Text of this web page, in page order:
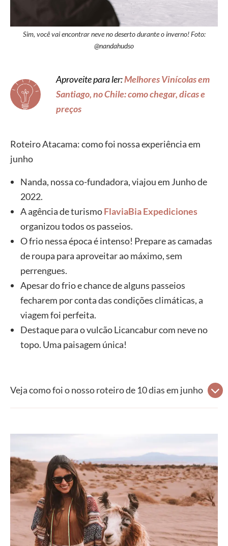
Sim, você vai encontrar neve no deserto durante o inverno! Foto:
@nandahudso
Aproveite para ler:Melhores Vinícolas em
Santiago, no Chile: como chegar, dicas e
preços
Roteiro Atacama: como foi nossa experiência em
junho
Nanda, nossa co-fundadora, viajou em Junho de
2022.
A agência de turismoFlaviaBia Expediciones
organizou todos os passeios.
O frio nessa época é intenso! Prepare as camadas
de roupa para aproveitar ao máximo, sem
perrengues.
Apesar do frio e chance de alguns passeios
fecharem por conta das condições climáticas, a
viagem foi perfeita.
Destaque para o vulcão Licancabur com neve no
topo. Uma paisagem única!
Veja como foi o nosso roteiro de 10 dias em junho